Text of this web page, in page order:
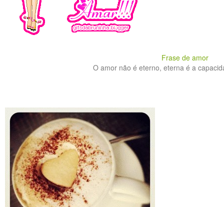
Frase de amor
O amor não é eterno, eterna é a